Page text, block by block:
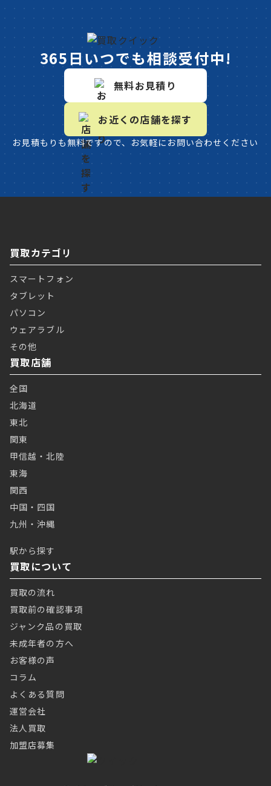
365日いつでも相談受付中!
無料お見積り
お近くの店舗を探す
お見積もりも無料ですので、お気軽にお問い合わせください
買取カテゴリ
スマートフォン
タブレット
パソコン
ウェアラブル
その他
買取店舗
全国
北海道
東北
関東
甲信越・北陸
東海
関西
中国・四国
九州・沖縄
駅から探す
買取について
買取の流れ
買取前の確認事項
ジャンク品の買取
未成年者の方へ
お客様の声
コラム
よくある質問
運営会社
法人買取
加盟店募集